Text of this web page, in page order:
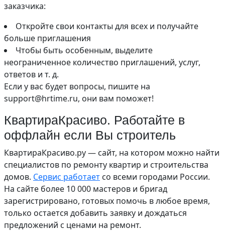
заказчика:
Откройте свои контакты для всех и получайте
больше приглашения
Чтобы быть особенным, выделите
неограниченное количество приглашений, услуг,
ответов и т. д.
Если у вас будет вопросы, пишите на
support@hrtime.ru, они вам поможет!
КвартираКрасиво. Работайте в
оффлайн если Вы строитель
КвартираКрасиво.ру — сайт, на котором можно найти
специалистов по ремонту квартир и строительства
домов. Сервис работает со всеми городами России.
На сайте более 10 000 мастеров и бригад
зарегистрировано, готовых помочь в любое время,
только остается добавить заявку и дождаться
предложений с ценами на ремонт.